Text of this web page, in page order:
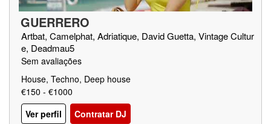
GUERRERO
Artbat, Camelphat, Adriatique, David Guetta, Vintage Cultur
e, Deadmau5
Sem avaliações
House, Techno, Deep house
€150 - €1000
Ver perfil
Contratar DJ